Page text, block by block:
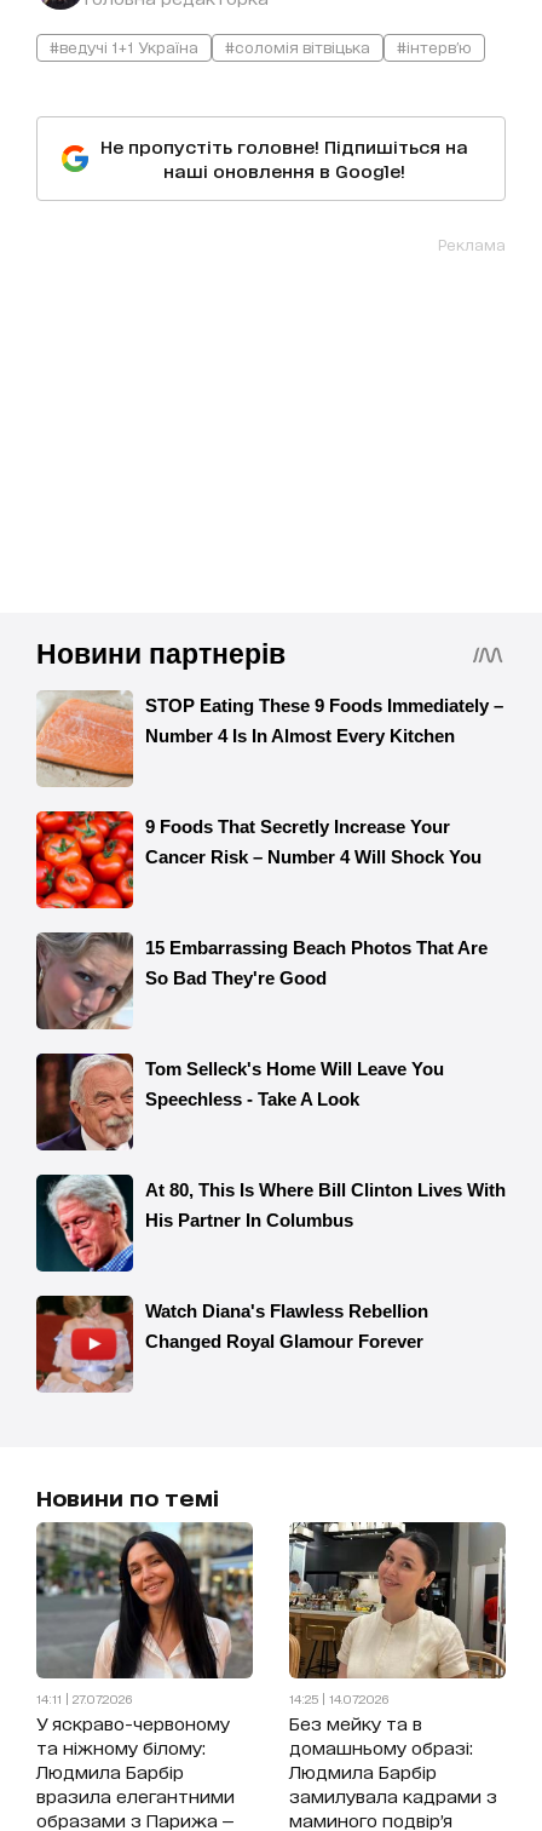
#ведучі 1+1 Україна #соломія вітвіцька #інтерв'ю
Не пропустіть головне! Підпишіться на
наші оновлення в Google!
Реклама
Новини по темі
14:11 | 27.07.2026
У яскраво-червоному
та ніжному білому:
Людмила Барбір
вразила елегантними
образами з Парижа —
14:25 | 14.07.2026
Без мейку та в
домашньому образі:
Людмила Барбір
замилувала кадрами з
маминого подвір’я